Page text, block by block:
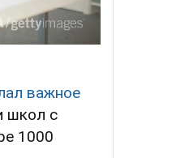
важное
школ с
1000